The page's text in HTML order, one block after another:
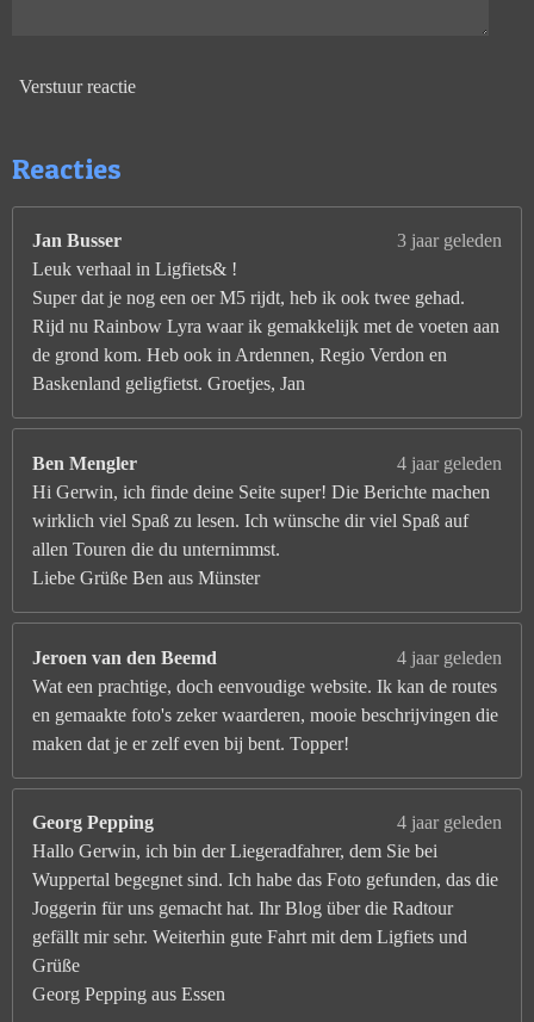
Verstuur reactie
Reacties
Jan Busser
3 jaar geleden
Leuk verhaal in Ligfiets& !
Super dat je nog een oer M5 rijdt, heb ik ook twee gehad.
Rijd nu Rainbow Lyra waar ik gemakkelijk met de voeten aan
de grond kom. Heb ook in Ardennen, Regio Verdon en
Baskenland geligfietst. Groetjes, Jan
Ben Mengler
4 jaar geleden
Hi Gerwin, ich finde deine Seite super! Die Berichte machen
wirklich viel Spaß zu lesen. Ich wünsche dir viel Spaß auf
allen Touren die du unternimmst.
Liebe Grüße Ben aus Münster
Jeroen van den Beemd
4 jaar geleden
Wat een prachtige, doch eenvoudige website. Ik kan de routes
en gemaakte foto's zeker waarderen, mooie beschrijvingen die
maken dat je er zelf even bij bent. Topper!
Georg Pepping
4 jaar geleden
Hallo Gerwin, ich bin der Liegeradfahrer, dem Sie bei
Wuppertal begegnet sind. Ich habe das Foto gefunden, das die
Joggerin für uns gemacht hat. Ihr Blog über die Radtour
gefällt mir sehr. Weiterhin gute Fahrt mit dem Ligfiets und
Grüße
Georg Pepping aus Essen